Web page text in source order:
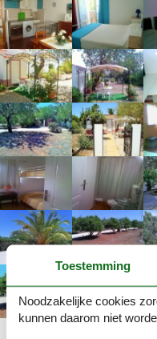
Toestemming
Noodzakelijke cookies
kunnen daarom niet